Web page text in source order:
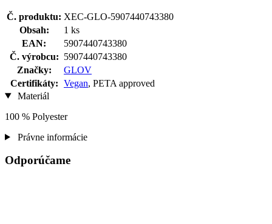
Č. produktu: XEC-GLO-5907440743380
Obsah:
1 ks
EAN:
5907440743380
Č. výrobcu: 5907440743380
Značky:
GLOV
Certifikáty: Vegan, PETA approved
Materiál
100 % Polyester
Právne informácie
Odporúčame